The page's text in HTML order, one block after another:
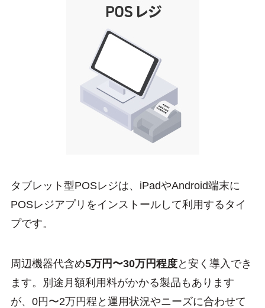
タブレット型POSレジは、iPadやAndroid端末に
POSレジアプリをインストールして利用するタイ
プです。
周辺機器代含め5万円〜30万円程度と安く導入でき
ます。別途月額利用料がかかる製品もあります
が、0円〜2万円程と運用状況やニーズに合わせて